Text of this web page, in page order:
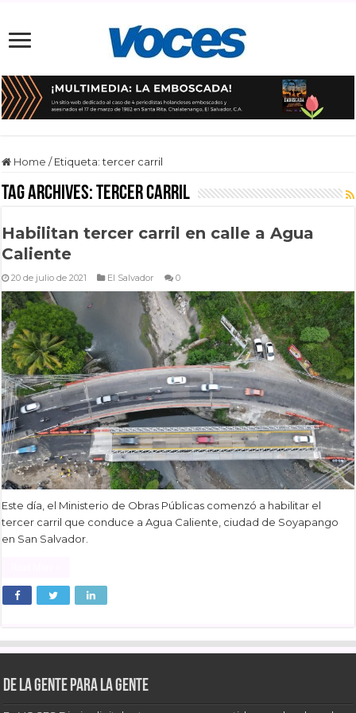
Home / Etiqueta:tercer carril
Tag Archives:tercer carril
Habilitan tercer carril en calle a Agua
Caliente
20 de julio de 2021 El Salvador 0
Este día, el Ministerio de Obras Públicas comenzó a habilitar el
tercer carril que conduce a Agua Caliente, ciudad de Soyapango
en San Salvador.
De la gente para la gente